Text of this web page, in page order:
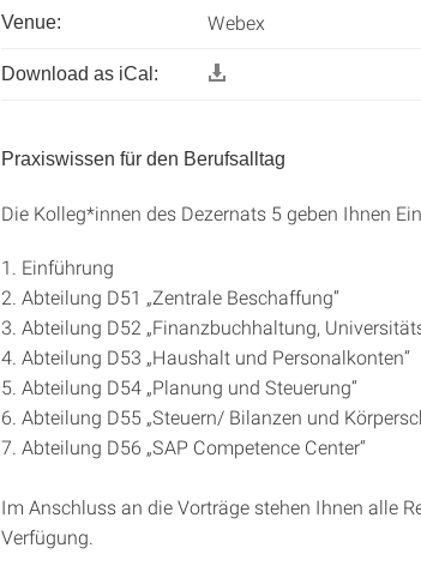
Venue: Webex
Download as iCal:
Praxiswissen für den Berufsalltag
Die Kolleg*innen des Dezernats 5 geben Ihnen
1. Einführung
2. Abteilung D51 „Zentrale Beschaffung“
3. Abteilung D52 „Finanzbuchhaltung,
4. Abteilung D53 „Haushalt und Personalkonten“
5. Abteilung D54 „Planung und Steuerung“
6. Abteilung D55 „Steuern/ Bilanzen und
7. Abteilung D56 „SAP Competence Center“
Im Anschluss an die Vorträge stehen Ihnen alle
Verfügung.